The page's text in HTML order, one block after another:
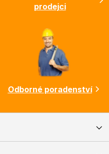
prodejci
Odborné poradenství